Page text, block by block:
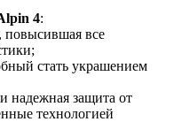
4:
, повысившая все
стать украшением
надежная защита от
технологией